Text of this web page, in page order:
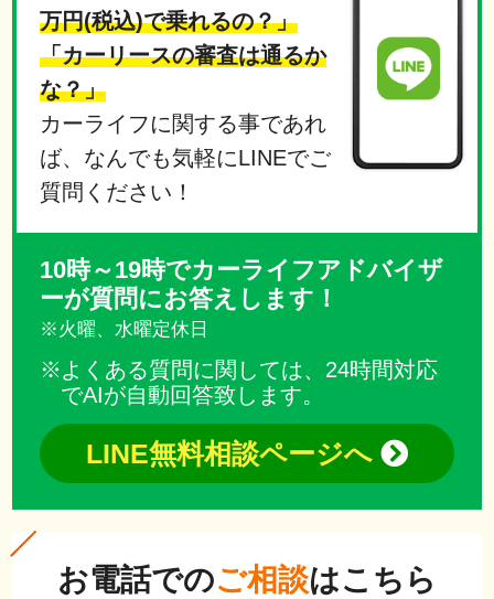
万円(税込)で乗れるの？」
「カーリースの審査は通るか
な？」
カーライフに関する事であれ
ば、なんでも気軽にLINEでご
質問ください！
10時～19時でカーライフアドバイザ
ーが質問にお答えします！
※火曜、水曜定休日
よくある質問に関しては、24時間対応
でAIが自動回答致します。
LINE無料相談ページへ
お電話でのご相談はこちら